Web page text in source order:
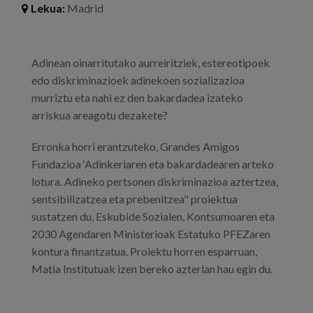
Prentsa
Salaketa-kanala
Lekua: Madrid
Adinean oinarritutako aurreiritziek, estereotipoek
edo diskriminazioek adinekoen sozializazioa
murriztu eta nahi ez den bakardadea izateko
arriskua areagotu dezakete?
Erronka horri erantzuteko, Grandes Amigos
Fundazioa ‘Adinkeriaren eta bakardadearen arteko
lotura. Adineko pertsonen diskriminazioa aztertzea,
sentsibilizatzea eta prebenitzea" proiektua
sustatzen du, Eskubide Sozialen, Kontsumoaren eta
2030 Agendaren Ministerioak Estatuko PFEZaren
kontura finantzatua. Proiektu horren esparruan,
Matia Institutuak izen bereko azterlan hau egin du.